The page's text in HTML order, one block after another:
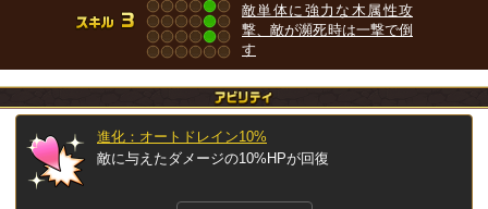
敵単体に強力な木属性攻
撃、敵が瀕死時は一撃で倒
す
進化：オートドレイン10%
敵に与えたダメージの10%HPが回復